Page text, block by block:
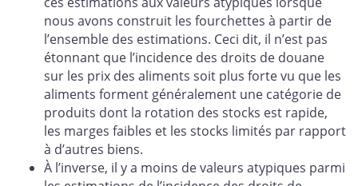
nous avons construit les fourchettes à partir de
l’ensemble des estimations. Ceci dit, il n’est pas
étonnant que l’incidence des droits de douane
sur les prix des aliments soit plus forte vu que les
aliments forment généralement une catégorie de
produits dont la rotation des stocks est rapide,
les marges faibles et les stocks limités par rapport
à d’autres biens.
À l’inverse, il y a moins de valeurs atypiques parmi